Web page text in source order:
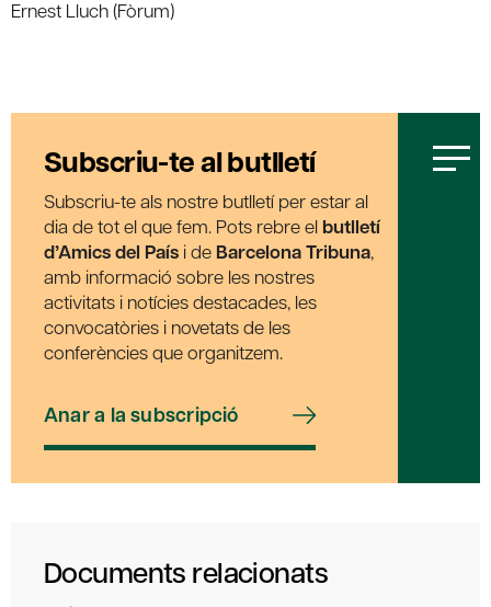
Ernest Lluch (Fòrum)
Subscriu-te al butlletí
Subscriu-te als nostre butlletí per estar al
dia de tot el que fem. Pots rebre el butlletí
d’Amics del País i de Barcelona Tribuna,
amb informació sobre les nostres
activitats i notícies destacades, les
convocatòries i novetats de les
conferències que organitzem.
Anar a la subscripció
Documents relacionats